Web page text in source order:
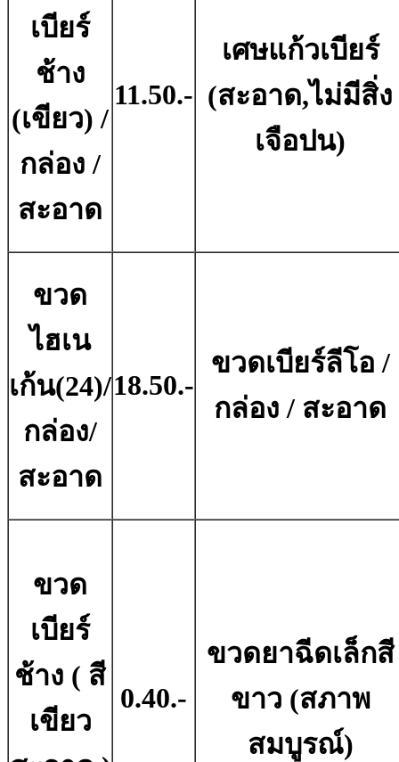
เบียร์
ช้าง
(เขียว) /
กล่อง /
สะอาด
11.50.-
เศษแก้วเบียร์
(สะอาด,ไม่มีสิ่ง
เจือปน)
ขวด
ไฮเน
เก้น(24)/
กล่อง/
สะอาด
18.50.-
ขวดเบียร์ลีโอ /
กล่อง / สะอาด
ขวด
เบียร์
ช้าง ( สี
เขียว
0.40.-
ขวดยาฉีดเล็กสี
ขาว (สภาพ
สมบูรณ์)